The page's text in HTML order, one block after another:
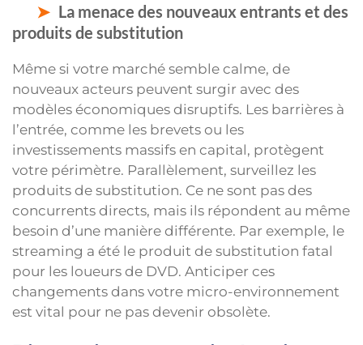
La menace des nouveaux entrants et des
produits de substitution
Même si votre marché semble calme, de
nouveaux acteurs peuvent surgir avec des
modèles économiques disruptifs. Les barrières à
l’entrée, comme les brevets ou les
investissements massifs en capital, protègent
votre périmètre. Parallèlement, surveillez les
produits de substitution. Ce ne sont pas des
concurrents directs, mais ils répondent au même
besoin d’une manière différente. Par exemple, le
streaming a été le produit de substitution fatal
pour les loueurs de DVD. Anticiper ces
changements dans votre micro-environnement
est vital pour ne pas devenir obsolète.